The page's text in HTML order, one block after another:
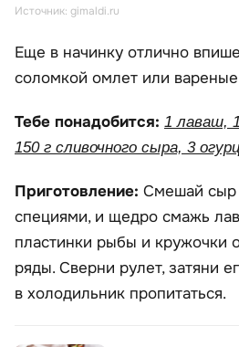
Источник: gimaldi.ru
Еще в начинку отлично
соломкой омлет или
Тебе понадобится: 1 лаваш,
150 г сливочного сыра, 3
Приготовление: Смешай сыр
специями, и щедро смажь
пластинки рыбы и кружочки
ряды. Сверни рулет, затяни
в холодильник пропитаться.